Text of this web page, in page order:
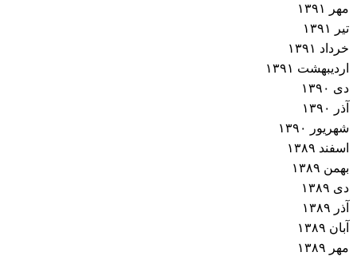
مهر ۱۳۹۱
تیر ۱۳۹۱
خرداد ۱۳۹۱
اردیبهشت ۱۳۹۱
دی ۱۳۹۰
آذر ۱۳۹۰
شهریور ۱۳۹۰
اسفند ۱۳۸۹
بهمن ۱۳۸۹
دی ۱۳۸۹
آذر ۱۳۸۹
آبان ۱۳۸۹
مهر ۱۳۸۹